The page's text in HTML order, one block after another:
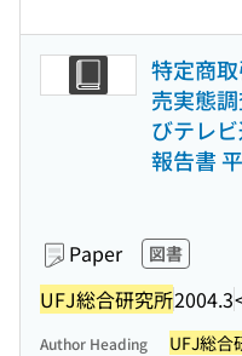
特定商
売実態
びテレ
報告書
Paper 図書
UFJ総合研究所2004.3
Author Heading UFJ総合